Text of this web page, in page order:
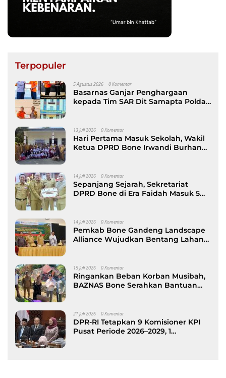
Terpopuler
5 Agustus 2026 0 Komentar
Basarnas Ganjar Penghargaan
kepada Tim SAR Dit Samapta Polda
13 Juli 2026 0 Komentar
Hari Pertama Masuk Sekolah, Wakil
Ketua DPRD Bone Irwandi Burhan
14 Juli 2026 0 Komentar
Sepanjang Sejarah, Sekretariat
DPRD Bone di Era Faidah Masuk 5
14 Juli 2026 0 Komentar
Pemkab Bone Gandeng Landscape
Alliance Wujudkan Bentang Lahan
15 Juli 2026 0 Komentar
Ringankan Beban Korban Musibah,
BAZNAS Bone Serahkan Bantuan
21 Juli 2026 0 Komentar
DPR-RI Tetapkan 9 Komisioner KPI
Pusat Periode 2026–2029, 1